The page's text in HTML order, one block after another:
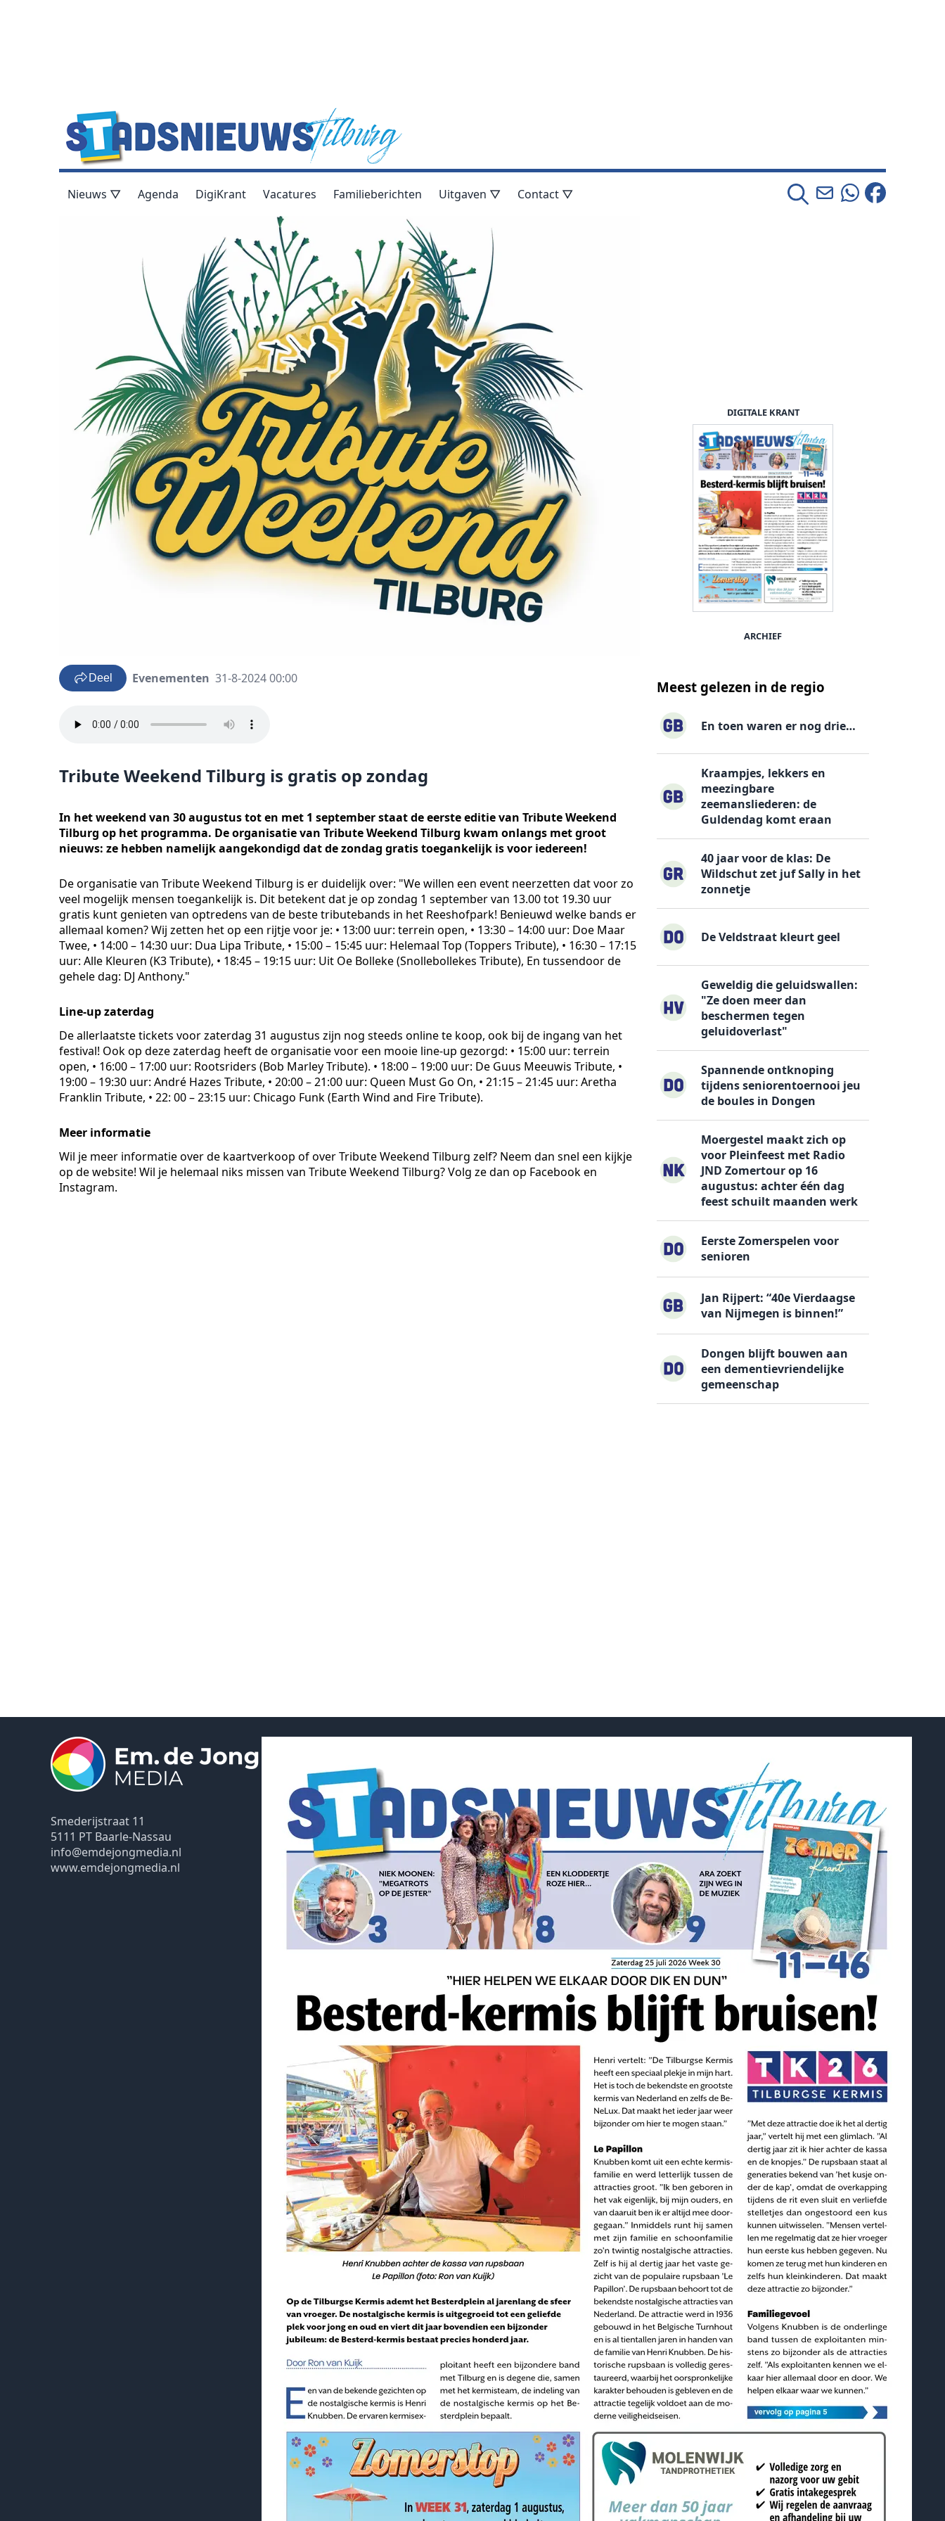
Nieuws ▽ Agenda DigiKrant Vacatures Familieberichten Uitgaven ▽ Contact ▽
Deel Evenementen 31-8-2024 00:00
Tribute Weekend Tilburg is gratis op zondag
In het weekend van 30 augustus tot en met 1 september staat de eerste editie van Tribute Weekend
Tilburg op het programma. De organisatie van Tribute Weekend Tilburg kwam onlangs met groot
nieuws: ze hebben namelijk aangekondigd dat de zondag gratis toegankelijk is voor iedereen!
De organisatie van Tribute Weekend Tilburg is er duidelijk over: "We willen een event neerzetten dat voor zo
veel mogelijk mensen toegankelijk is. Dit betekent dat je op zondag 1 september van 13.00 tot 19.30 uur
gratis kunt genieten van optredens van de beste tributebands in het Reeshofpark! Benieuwd welke bands er
allemaal komen? Wij zetten het op een rijtje voor je: • 13:00 uur: terrein open, • 13:30 – 14:00 uur: Doe Maar
Twee, • 14:00 – 14:30 uur: Dua Lipa Tribute, • 15:00 – 15:45 uur: Helemaal Top (Toppers Tribute), • 16:30 – 17:15
uur: Alle Kleuren (K3 Tribute), • 18:45 – 19:15 uur: Uit Oe Bolleke (Snollebollekes Tribute), En tussendoor de
gehele dag: DJ Anthony."
Line-up zaterdag
De allerlaatste tickets voor zaterdag 31 augustus zijn nog steeds online te koop, ook bij de ingang van het
festival! Ook op deze zaterdag heeft de organisatie voor een mooie line-up gezorgd: • 15:00 uur: terrein
open, • 16:00 – 17:00 uur: Rootsriders (Bob Marley Tribute). • 18:00 – 19:00 uur: De Guus Meeuwis Tribute, •
19:00 – 19:30 uur: André Hazes Tribute, • 20:00 – 21:00 uur: Queen Must Go On, • 21:15 – 21:45 uur: Aretha
Franklin Tribute, • 22: 00 – 23:15 uur: Chicago Funk (Earth Wind and Fire Tribute).
Meer informatie
Wil je meer informatie over de kaartverkoop of over Tribute Weekend Tilburg zelf? Neem dan snel een kijkje
op de website! Wil je helemaal niks missen van Tribute Weekend Tilburg? Volg ze dan op Facebook en
Instagram.
DIGITALE KRANT
ARCHIEF
Meest gelezen in de regio
En toen waren er nog drie…
Kraampjes, lekkers en
meezingbare
zeemansliederen: de
Guldendag komt eraan
40 jaar voor de klas: De
Wildschut zet juf Sally in het
zonnetje
De Veldstraat kleurt geel
Geweldig die geluidswallen:
"Ze doen meer dan
beschermen tegen
geluidoverlast"
Spannende ontknoping
tijdens seniorentoernooi jeu
de boules in Dongen
Moergestel maakt zich op
voor Pleinfeest met Radio
JND Zomertour op 16
augustus: achter één dag
feest schuilt maanden werk
Eerste Zomerspelen voor
senioren
Jan Rijpert: “40e Vierdaagse
van Nijmegen is binnen!”
Dongen blijft bouwen aan
een dementievriendelijke
gemeenschap
Smederijstraat 11
5111 PT Baarle-Nassau
info@emdejongmedia.nl
www.emdejongmedia.nl